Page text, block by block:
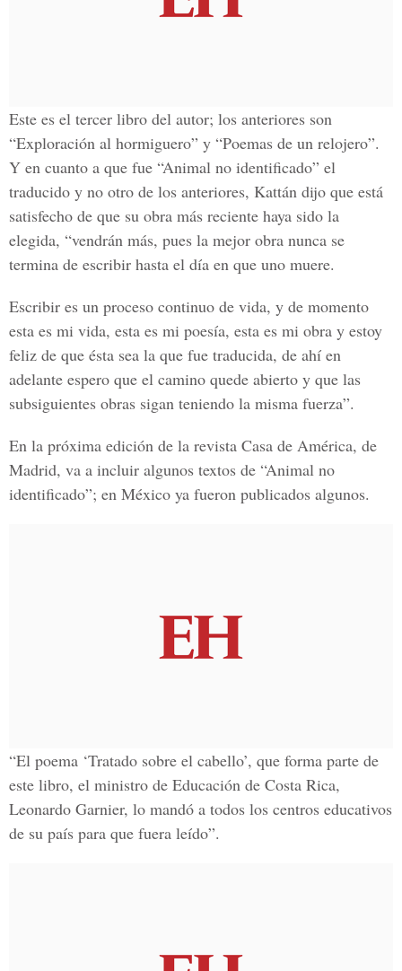
Este es el tercer libro del autor; los anteriores son
“Exploración al hormiguero” y “Poemas de un relojero”.
Y en cuanto a que fue “Animal no identificado” el
traducido y no otro de los anteriores, Kattán dijo que está
satisfecho de que su obra más reciente haya sido la
elegida, “vendrán más, pues la mejor obra nunca se
termina de escribir hasta el día en que uno muere.
Escribir es un proceso continuo de vida, y de momento
esta es mi vida, esta es mi poesía, esta es mi obra y estoy
feliz de que ésta sea la que fue traducida, de ahí en
adelante espero que el camino quede abierto y que las
subsiguientes obras sigan teniendo la misma fuerza”.
En la próxima edición de la revista Casa de América, de
Madrid, va a incluir algunos textos de “Animal no
identificado”; en México ya fueron publicados algunos.
“El poema ‘Tratado sobre el cabello’, que forma parte de
este libro, el ministro de Educación de Costa Rica,
Leonardo Garnier, lo mandó a todos los centros educativos
de su país para que fuera leído”.